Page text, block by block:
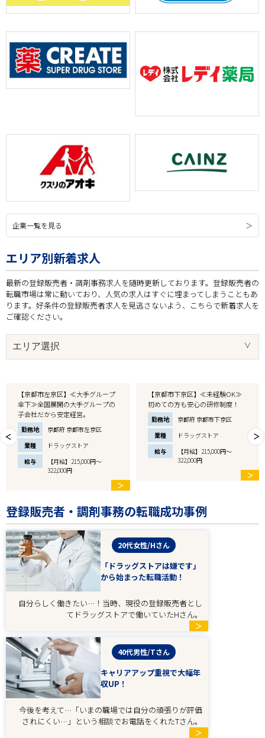
企業一覧を見る
エリア別新着求人
最新の登録販売者・調剤事務求人を随時更新しております。登録販売者の
転職市場は常に動いており、人気の求人はすぐに埋まってしまうこともあ
ります。好条件の登録販売者求人を見逃さないよう、こちらで新着求人を
ご確認ください。
【京都市左京区】≪大手グループ
傘下≫全国展開の大手グループの
子会社だから安定経営。
勤務地
京都府 京都市左京区
業種
ドラッグストア
給与
【月給】215,000円～
322,000円
＞
【京都市下京区】≪未経験OK≫
初めての方も安心の研修制度！
勤務地
京都府 京都市下京区
業種
ドラッグストア
給与
【月給】215,000円～
322,000円
＞
登録販売者・調剤事務の転職成功事例
20代女性/Hさん
「ドラッグストアは嫌です」
から始まった転職活動！
自分らしく働きたい…！当時、現役の登録販売者とし
てドラッグストアで働いていたHさん。
＞
40代男性/Tさん
キャリアアップ重視で大幅年
収UP！
今後を考えて…「いまの職場では自分の頑張りが評価
されにくい…」という相談でお電話をくれたTさん。
＞